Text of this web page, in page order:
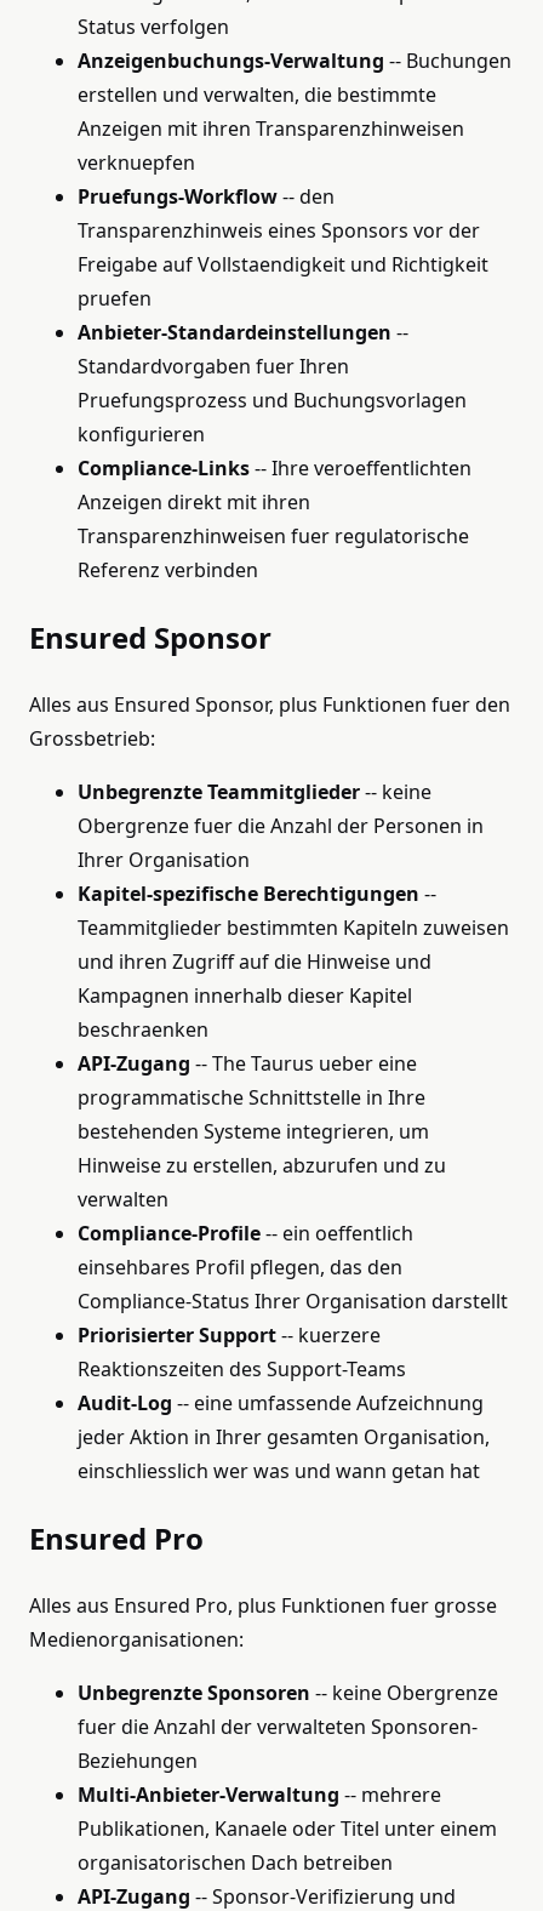
Status verfolgen
Anzeigenbuchungs-Verwaltung -- Buchungen
erstellen und verwalten, die bestimmte
Anzeigen mit ihren Transparenzhinweisen
verknuepfen
Pruefungs-Workflow-- den
Transparenzhinweis eines Sponsors vor der
Freigabe auf Vollstaendigkeit und Richtigkeit
pruefen
Anbieter-Standardeinstellungen --
Standardvorgaben fuer Ihren
Pruefungsprozess und Buchungsvorlagen
konfigurieren
Compliance-Links-- Ihre veroeffentlichten
Anzeigen direkt mit ihren
Transparenzhinweisen fuer regulatorische
Referenz verbinden
Ensured Sponsor
Alles aus Ensured Sponsor, plus Funktionen fuer den
Grossbetrieb:
Unbegrenzte Teammitglieder-- keine
Obergrenze fuer die Anzahl der Personen in
Ihrer Organisation
Kapitel-spezifische Berechtigungen --
Teammitglieder bestimmten Kapiteln zuweisen
und ihren Zugriff auf die Hinweise und
Kampagnen innerhalb dieser Kapitel
beschraenken
API-Zugang -- The Taurus ueber eine
programmatische Schnittstelle in Ihre
bestehenden Systeme integrieren, um
Hinweise zu erstellen, abzurufen und zu
verwalten
Compliance-Profile-- ein oeffentlich
einsehbares Profil pflegen, das den
Compliance-Status Ihrer Organisation darstellt
Priorisierter Support-- kuerzere
Reaktionszeiten des Support-Teams
Audit-Log -- eine umfassende Aufzeichnung
jeder Aktion in Ihrer gesamten Organisation,
einschliesslich wer was und wann getan hat
Ensured Pro
Alles aus Ensured Pro, plus Funktionen fuer grosse
Medienorganisationen:
Unbegrenzte Sponsoren -- keine Obergrenze
fuer die Anzahl der verwalteten Sponsoren-
Beziehungen
Multi-Anbieter-Verwaltung -- mehrere
Publikationen, Kanaele oder Titel unter einem
organisatorischen Dach betreiben
API-Zugang -- Sponsor-Verifizierung und